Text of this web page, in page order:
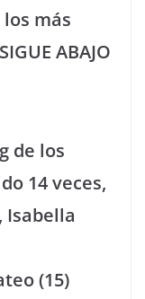
más
ABAJO
de los
14 veces,
Isabella
(15)